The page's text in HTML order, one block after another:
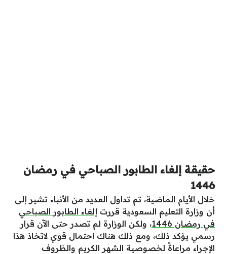
حقيقة إلغاء الطابور الصباحي في رمضان
1446
خلال الأيام الماضية، تم تداول العديد من الأنباء تشير إلى
أن وزارة التعليم السعودية قررت إلغاء الطابور الصباحي
في رمضان 1446
، ولكن الوزارة لم تصدر حتى الآن قرار
رسمي يؤكد ذلك، ومع ذلك هناك احتمال قوي لاتخاذ هذا
الإجراء مراعاةً لخصوصية الشهر الكريم والظروف